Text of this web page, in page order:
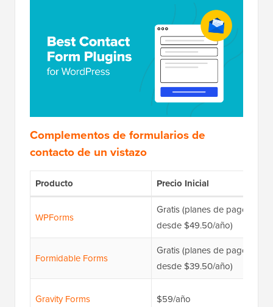
Complementos de formularios de
contacto de un vistazo
Producto Precio Inicial
WPForms
Gratis (planes de pago
desde $49.50/año)
Formidable Forms
Gratis (planes de pago
desde $39.50/año)
Gravity Forms $59/año